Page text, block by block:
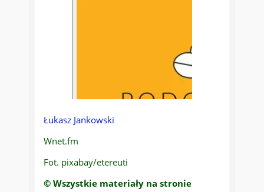
Łukasz Jankowski
Wnet.fm
Fot. pixabay/etereuti
© Wszystkie materiały na stronie